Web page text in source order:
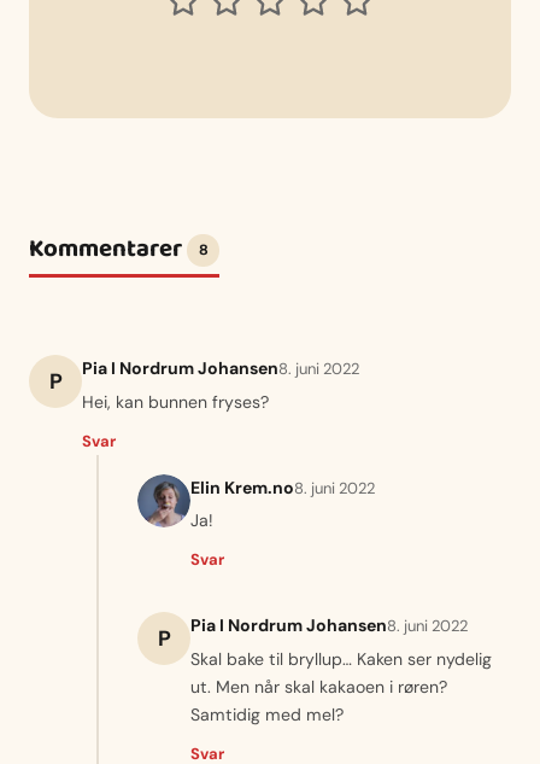
Kommentarer 8
P Pia I Nordrum Johansen8. juni 2022
Hei, kan bunnen fryses?
Svar
Elin Krem.no8. juni 2022
Ja!
Svar
P Pia I Nordrum Johansen8. juni 2022
Skal bake til bryllup… Kaken ser nydelig
ut. Men når skal kakaoen i røren?
Samtidig med mel?
Svar